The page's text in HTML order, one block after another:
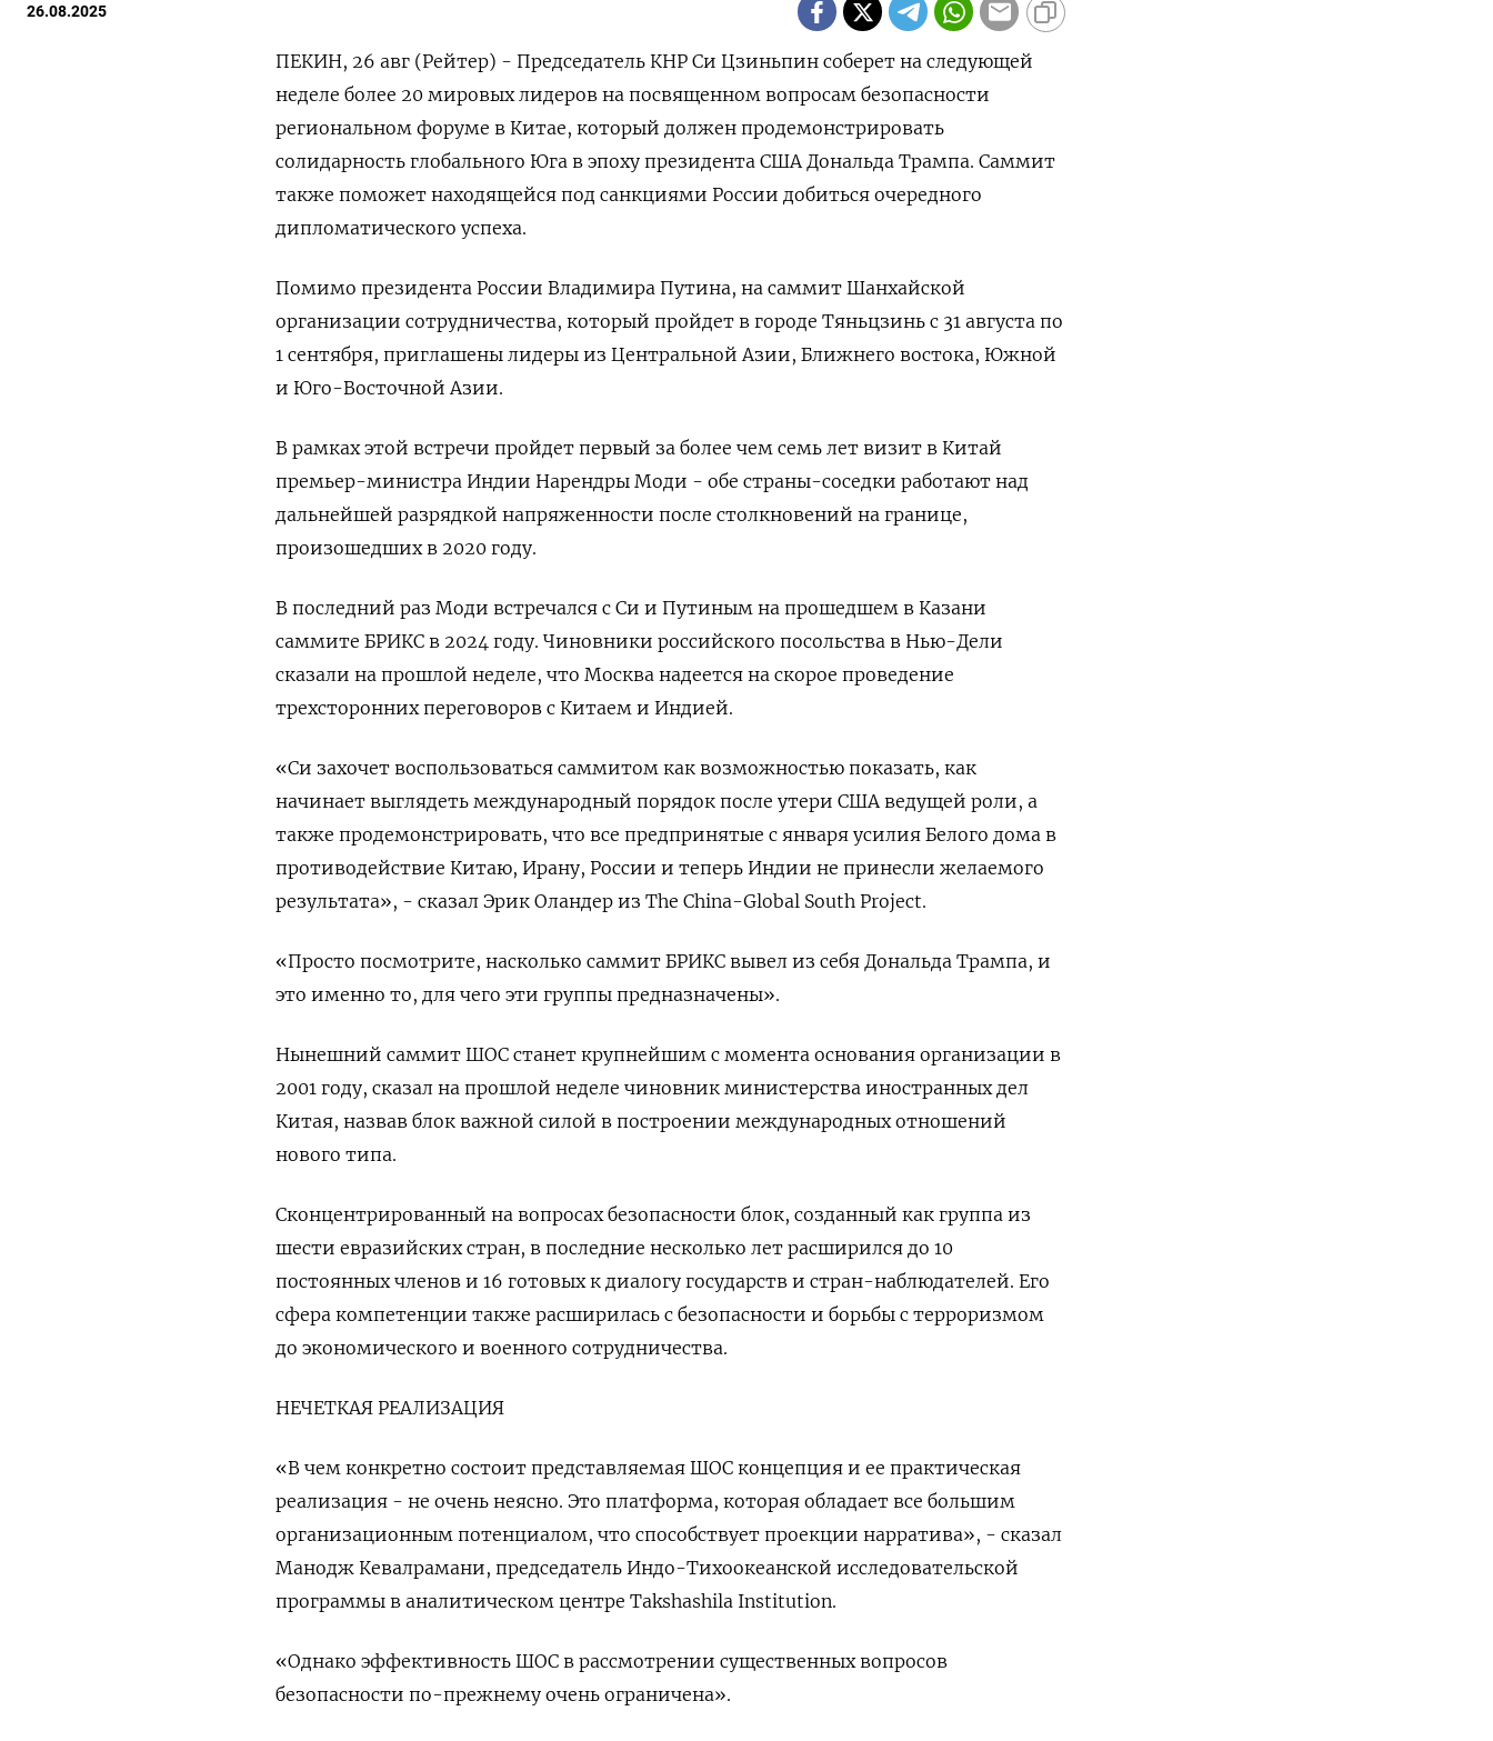
26.08.2025
ПЕКИН, 26 авг (Рейтер) - Председатель КНР Си Цзиньпин соберет на следующей
неделе более 20 мировых лидеров на посвященном вопросам безопасности
региональном форуме в Китае, который должен продемонстрировать
солидарность глобального Юга в эпоху президента США Дональда Трампа. Саммит
также поможет находящейся под санкциями России добиться очередного
дипломатического успеха.
Помимо президента России Владимира Путина, на саммит Шанхайской
организации сотрудничества, который пройдет в городе Тяньцзинь с 31 августа по
1 сентября, приглашены лидеры из Центральной Азии, Ближнего востока, Южной
и Юго-Восточной Азии.
В рамках этой встречи пройдет первый за более чем семь лет визит в Китай
премьер-министра Индии Нарендры Моди - обе страны-соседки работают над
дальнейшей разрядкой напряженности после столкновений на границе,
произошедших в 2020 году.
В последний раз Моди встречался с Си и Путиным на прошедшем в Казани
саммите БРИКС в 2024 году. Чиновники российского посольства в Нью-Дели
сказали на прошлой неделе, что Москва надеется на скорое проведение
трехсторонних переговоров с Китаем и Индией.
«Си захочет воспользоваться саммитом как возможностью показать, как
начинает выглядеть международный порядок после утери США ведущей роли, а
также продемонстрировать, что все предпринятые с января усилия Белого дома в
противодействие Китаю, Ирану, России и теперь Индии не принесли желаемого
результата», - сказал Эрик Оландер из The China-Global South Project.
«Просто посмотрите, насколько саммит БРИКС вывел из себя Дональда Трампа, и
это именно то, для чего эти группы предназначены».
Нынешний саммит ШОС станет крупнейшим с момента основания организации в
2001 году, сказал на прошлой неделе чиновник министерства иностранных дел
Китая, назвав блок важной силой в построении международных отношений
нового типа.
Сконцентрированный на вопросах безопасности блок, созданный как группа из
шести евразийских стран, в последние несколько лет расширился до 10
постоянных членов и 16 готовых к диалогу государств и стран-наблюдателей. Его
сфера компетенции также расширилась с безопасности и борьбы с терроризмом
до экономического и военного сотрудничества.
НЕЧЕТКАЯ РЕАЛИЗАЦИЯ
«В чем конкретно состоит представляемая ШОС концепция и ее практическая
реализация - не очень неясно. Это платформа, которая обладает все большим
организационным потенциалом, что способствует проекции нарратива», - сказал
Манодж Кевалрамани, председатель Индо-Тихоокеанской исследовательской
программы в аналитическом центре Takshashila Institution.
«Однако эффективность ШОС в рассмотрении существенных вопросов
безопасности по-прежнему очень ограничена».